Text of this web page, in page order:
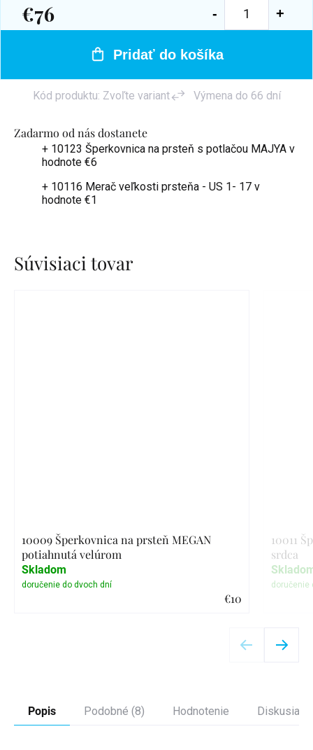
Zadarmo od nás dostanete
+ 10123 Šperkovnica na prsteň s potlačou MAJYA v
hodnote €6
+ 10116 Merač veľkosti prsteňa - US 1- 17 v
hodnote €1
€76
Jednotková
Pridať do košíka
Kód produktu: Zvoľte variant Výmena do 66 dní
Súvisiaci tovar
10009 Šperkovnica na prsteň MEGAN
potiahnutá velúrom
€10
Skladom
10011
srdca
Popis Podobné (8) Hodnotenie Diskusia